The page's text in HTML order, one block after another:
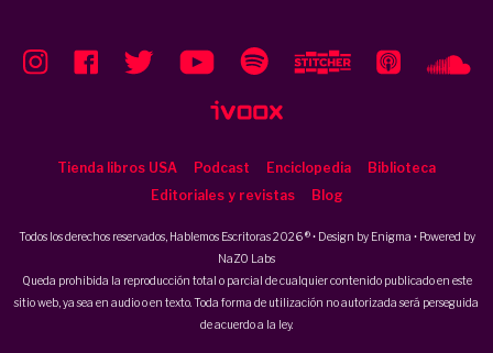
Tienda libros USA Podcast Enciclopedia
Biblioteca
Editoriales y revistas
Blog
Todos los derechos reservados, Hablemos Escritoras 2026 ® • Design by Enigma • Powered by
NaZO Labs
Queda prohibida la reproducción total o parcial de cualquier contenido publicado en este
sitio web, ya sea en audio o en texto. Toda forma de utilización no autorizada será perseguida
de acuerdo a la ley.